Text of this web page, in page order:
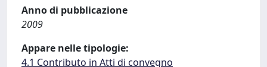
Anno di pubblicazione
2009
Appare nelle tipologie:
4.1 Contributo in Atti di convegno